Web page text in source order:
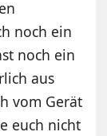
noch ein
noch ein
aus
vom Gerät
euch nicht